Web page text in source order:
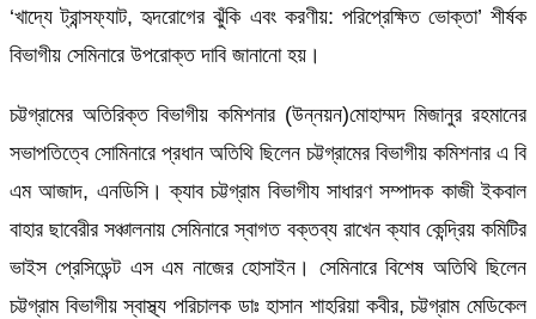
‘খাদ্যে ট্রান্সফ্যাট, হৃদরোগের ঝুঁকি এবং করণীয়: পরিপ্রেক্ষিত ভোক্তা’ শীর্ষক
বিভাগীয় সেমিনারে উপরোক্ত দাবি জানানো হয়।
চট্টগ্রামের অতিরিক্ত বিভাগীয় কমিশনার (উন্নয়ন)মোহাম্মদ মিজানুর রহমানের
সভাপতিত্বে সোমিনারে প্রধান অতিথি ছিলেন চট্টগ্রামের বিভাগীয় কমিশনার এ বি
এম আজাদ, এনডিসি। ক্যাব চট্টগ্রাম বিভাগীয সাধারণ সম্পাদক কাজী ইকবাল
বাহার ছাবেরীর সঞ্চালনায় সেমিনারে স্বাগত বক্তব্য রাখেন ক্যাব কেন্দ্রিয় কমিটির
ভাইস প্রেসিডেন্ট এস এম নাজের হোসাইন। সেমিনারে বিশেষ অতিথি ছিলেন
চট্টগ্রাম বিভাগীয় স্বাস্থ্য পরিচালক ডাঃ হাসান শাহরিয়া কবীর, চট্টগ্রাম মেডিকেল